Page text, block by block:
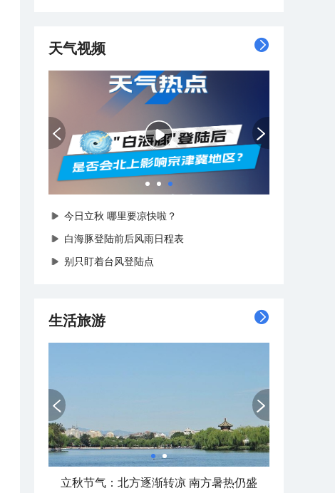
天气视频
今日立秋 哪里要凉快啦？
白海豚登陆前后风雨日程表